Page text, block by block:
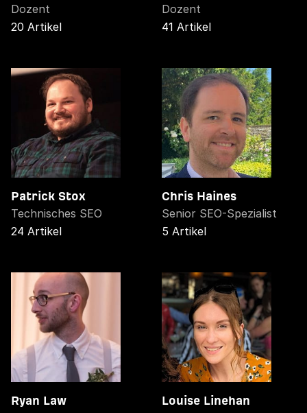
Dozent
20 Artikel
Dozent
41 Artikel
Patrick Stox
Technisches SEO
24 Artikel
Chris Haines
Senior SEO-Spezialist
5 Artikel
Ryan Law Louise Linehan